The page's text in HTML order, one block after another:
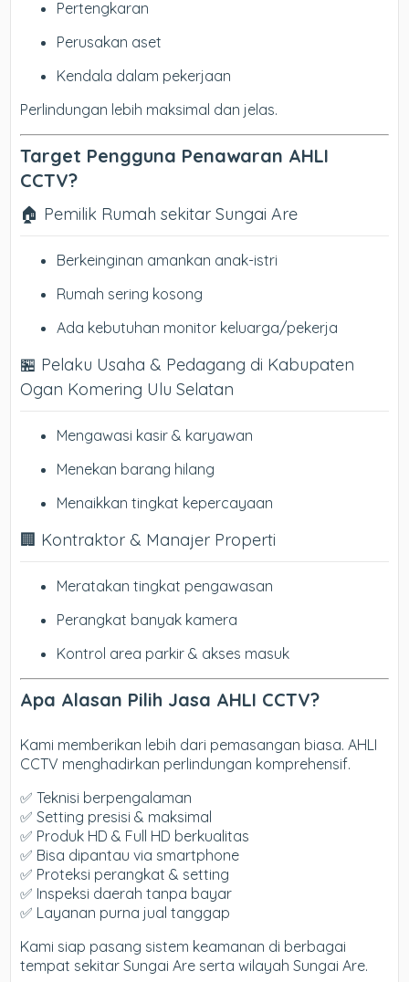
Pertengkaran
Perusakan aset
Kendala dalam pekerjaan
Perlindungan lebih maksimal dan jelas.
Target Pengguna Penawaran AHLI
CCTV?
🏠 Pemilik Rumah sekitar Sungai Are
Berkeinginan amankan anak-istri
Rumah sering kosong
Ada kebutuhan monitor keluarga/pekerja
🏪 Pelaku Usaha & Pedagang di Kabupaten
Ogan Komering Ulu Selatan
Mengawasi kasir & karyawan
Menekan barang hilang
Menaikkan tingkat kepercayaan
🏢 Kontraktor & Manajer Properti
Meratakan tingkat pengawasan
Perangkat banyak kamera
Kontrol area parkir & akses masuk
Apa Alasan Pilih Jasa AHLI CCTV?
Kami memberikan lebih dari pemasangan biasa. AHLI
CCTV menghadirkan perlindungan komprehensif.
✅ Teknisi berpengalaman
✅ Setting presisi & maksimal
✅ Produk HD & Full HD berkualitas
✅ Bisa dipantau via smartphone
✅ Proteksi perangkat & setting
✅ Inspeksi daerah tanpa bayar
✅ Layanan purna jual tanggap
Kami siap pasang sistem keamanan di berbagai
tempat sekitar Sungai Are serta wilayah Sungai Are.